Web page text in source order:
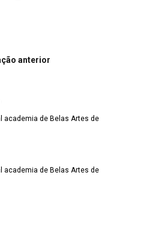
anterior
academia de Belas Artes de
academia de Belas Artes de